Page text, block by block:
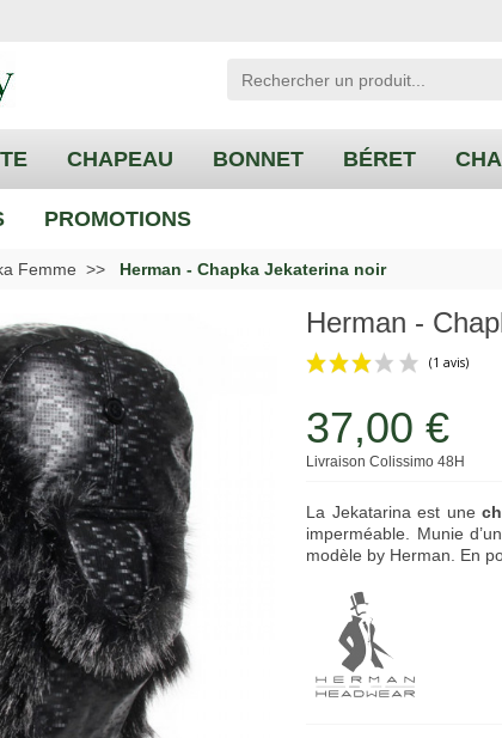
CHAPEAU BONNET BÉRET
PROMOTIONS
Femme Herman - Chapka Jekaterina noir
Herman -
37,00 €
Livraison Colissimo 48H
La Jekatarina est une
imperméable. Munie
modèle by Herman. En